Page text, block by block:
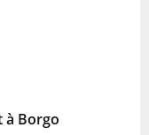
à Borgo